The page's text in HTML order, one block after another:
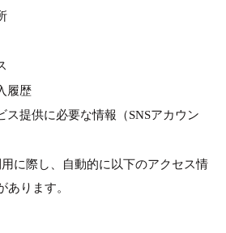
履歴
ス提供に必要な情報（SNSアカウン
に際し、自動的に以下のアクセス情
あります。